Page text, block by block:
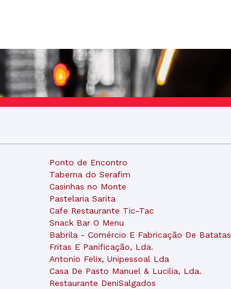
Ponto de Encontro
Taberna do Serafim
Casinhas no Monte
Pastelaria Sarita
Cafe Restaurante Tic-Tac
Snack Bar O Menu
Babrila - Comércio E Fabricação De Batatas
Fritas E Panificação, Lda.
Antonio Felix, Unipessoal Lda
Casa De Pasto Manuel & Lucilia, Lda.
Restaurante DeniSalgados